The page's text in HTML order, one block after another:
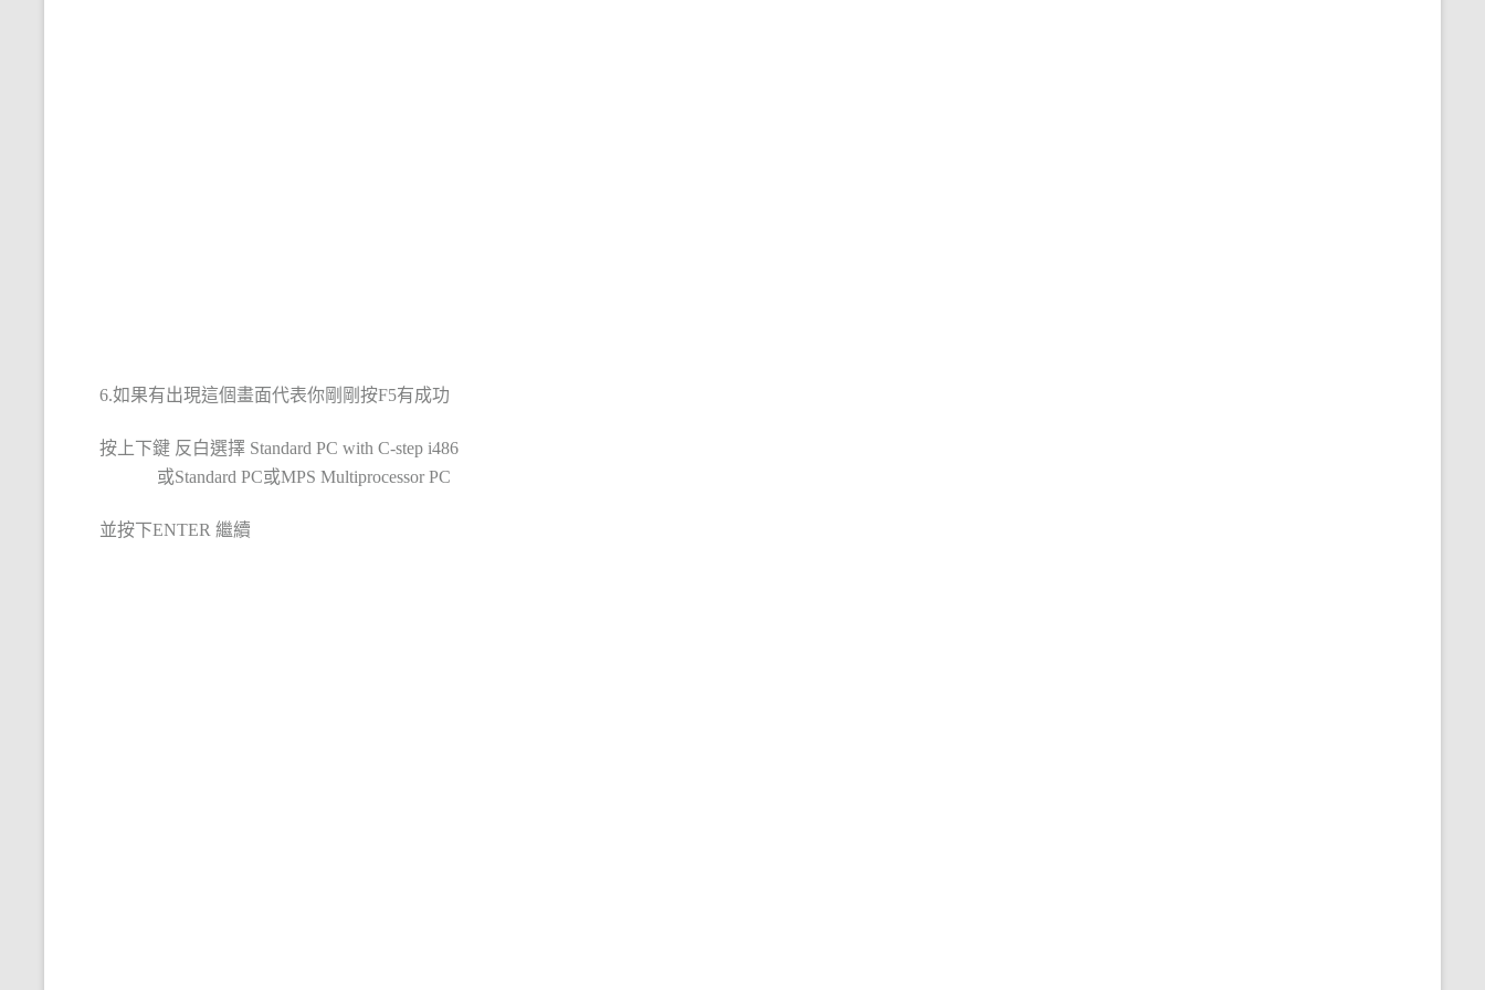
6.如果有出現這個畫面代表你剛剛按F5有成功
按上下鍵 反白選擇 Standard PC with C-step i486
或Standard PC或MPS Multiprocessor PC
並按下ENTER 繼續